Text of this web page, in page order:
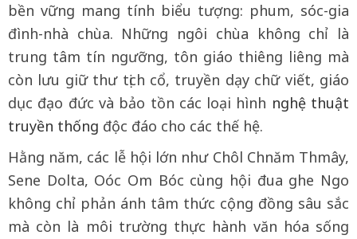
bền vững mang tính biểu tượng: phum, sóc-gia
đình-nhà chùa. Những ngôi chùa không chỉ là
trung tâm tín ngưỡng, tôn giáo thiêng liêng mà
còn lưu giữ thư tịch cổ, truyền dạy chữ viết, giáo
dục đạo đức và bảo tồn các loại hình nghệ thuật
truyền thống độc đáo cho các thế hệ.
Hằng năm, các lễ hội lớn như Chôl Chnăm Thmây,
Sene Dolta, Oóc Om Bóc cùng hội đua ghe Ngo
không chỉ phản ánh tâm thức cộng đồng sâu sắc
mà còn là môi trường thực hành văn hóa sống